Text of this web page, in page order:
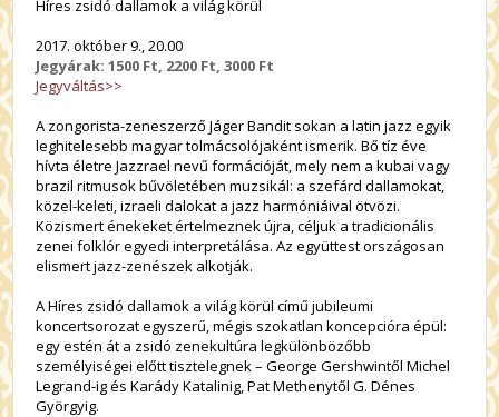
Híres zsidó dallamok a világ körül
2017. október 9., 20.00
Jegyárak: 1500 Ft, 2200 Ft, 3000 Ft
Jegyváltás>>
A zongorista-zeneszerző Jáger Bandit sokan a latin jazz egyik
leghitelesebb magyar tolmácsolójaként ismerik. Bő tíz éve
hívta életre Jazzrael nevű formációját, mely nem a kubai vagy
brazil ritmusok bűvöletében muzsikál: a szefárd dallamokat,
közel-keleti, izraeli dalokat a jazz harmóniáival ötvözi.
Közismert énekeket értelmeznek újra, céljuk a tradicionális
zenei folklór egyedi interpretálása. Az együttest országosan
elismert jazz-zenészek alkotják.
A Híres zsidó dallamok a világ körül című jubileumi
koncertsorozat egyszerű, mégis szokatlan koncepcióra épül:
egy estén át a zsidó zenekultúra legkülönbözőbb
személyiségei előtt tisztelegnek – George Gershwintől Michel
Legrand-ig és Karády Katalinig, Pat Methenytől G. Dénes
Györgyig.